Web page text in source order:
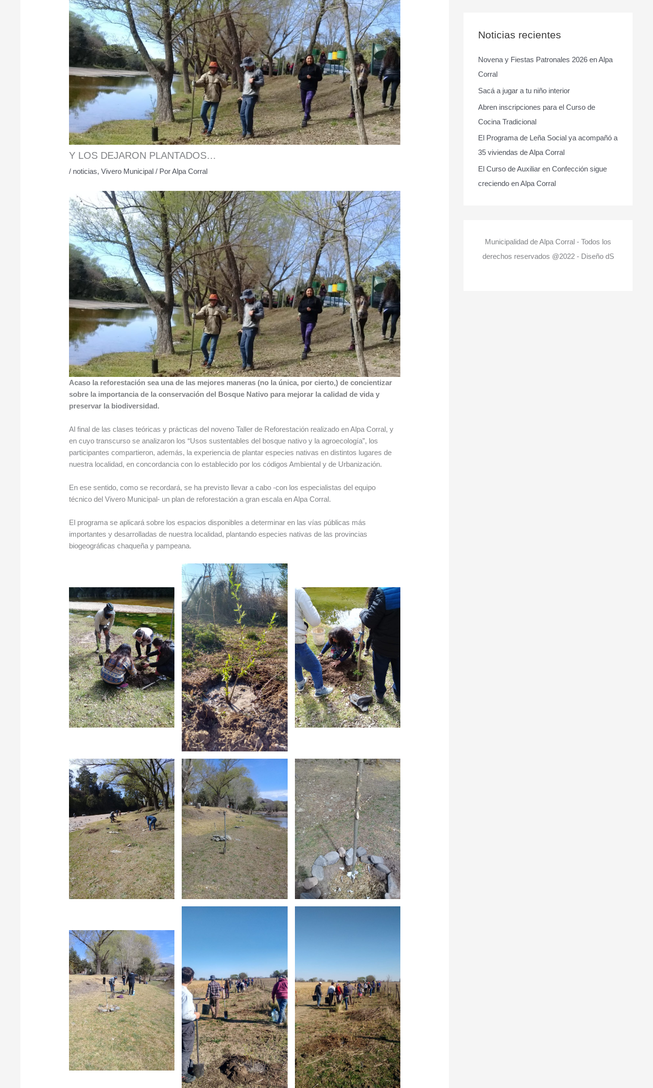
Y LOS DEJARON PLANTADOS…
/ noticias,Vivero Municipal / PorAlpa Corral
Acaso la reforestación sea una de las mejores maneras (no la única, por cierto,) de concientizar
sobre la importancia de la conservación del Bosque Nativo para mejorar la calidad de vida y
preservar la biodiversidad.
Al final de las clases teóricas y prácticas del noveno Taller de Reforestación realizado en Alpa Corral, y
en cuyo transcurso se analizaron los “Usos sustentables del bosque nativo y la agroecología”, los
participantes compartieron, además, la experiencia de plantar especies nativas en distintos lugares de
nuestra localidad, en concordancia con lo establecido por los códigos Ambiental y de Urbanización.
En ese sentido, como se recordará, se ha previsto llevar a cabo -con los especialistas del equipo
técnico del Vivero Municipal- un plan de reforestación a gran escala en Alpa Corral.
El programa se aplicará sobre los espacios disponibles a determinar en las vías públicas más
importantes y desarrolladas de nuestra localidad, plantando especies nativas de las provincias
biogeográficas chaqueña y pampeana.
a
p
o
r
:
Noticias recientes
Novena y Fiestas Patronales 2026 en Alpa
Corral
Sacá a jugar a tu niño interior
Abren inscripciones para el Curso de
Cocina Tradicional
El Programa de Leña Social ya acompañó a
35 viviendas de Alpa Corral
El Curso de Auxiliar en Confección sigue
creciendo en Alpa Corral
Municipalidad de Alpa Corral - Todos los
derechos reservados @2022 - Diseño dS